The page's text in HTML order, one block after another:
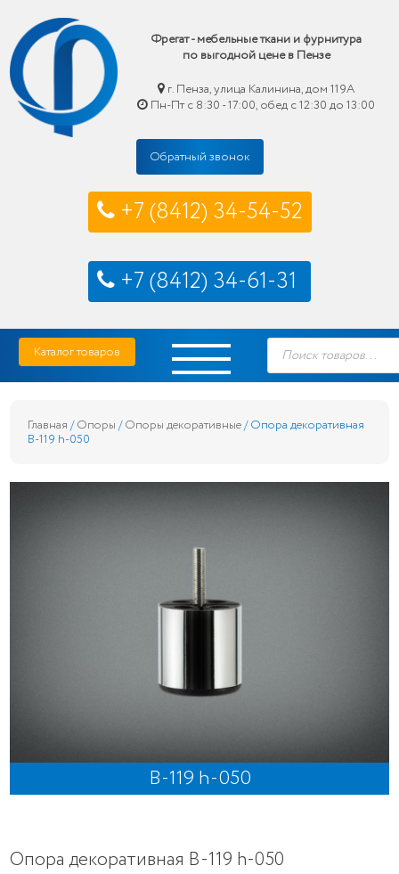
Фрегат - мебельные ткани и фурнитура
по выгодной цене в Пензе
г. Пенза, улица Калинина, дом 119А
Пн-Пт с 8:30 - 17:00, обед с 12:30 до 13:00
Обратный звонок
+7 (8412) 34-54-52
+7 (8412) 34-61-31
Skip
content
Фрегат — мебельные ткани и фурнитура купить по выгодной цене в Пензе
Каталог товаров
Поиск
товаров
Главная /Опоры /Опоры декоративные/ Опора декоративная
B-119 h-050
B-119 h-050
Опора декоративная B-119 h-050